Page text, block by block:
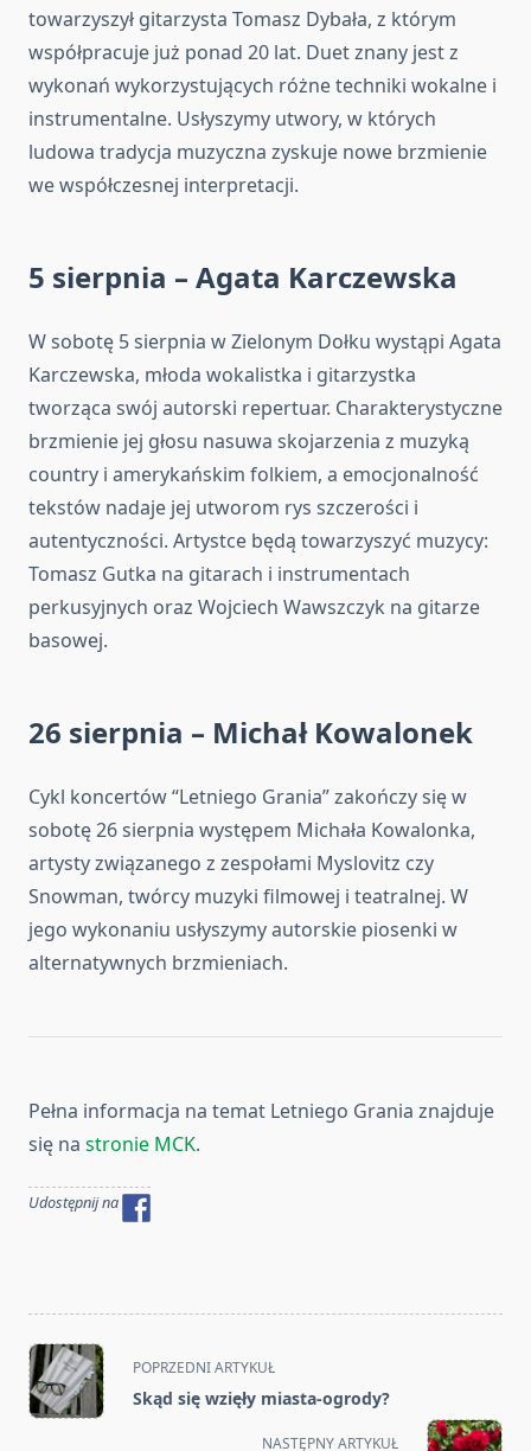
towarzyszył gitarzysta Tomasz Dybała, z którym
współpracuje już ponad 20 lat. Duet znany jest z
wykonań wykorzystujących różne techniki wokalne i
instrumentalne. Usłyszymy utwory, w których
ludowa tradycja muzyczna zyskuje nowe brzmienie
we współczesnej interpretacji.
5 sierpnia – Agata Karczewska
W sobotę 5 sierpnia w Zielonym Dołku wystąpi Agata
Karczewska, młoda wokalistka i gitarzystka
tworząca swój autorski repertuar. Charakterystyczne
brzmienie jej głosu nasuwa skojarzenia z muzyką
country i amerykańskim folkiem, a emocjonalność
tekstów nadaje jej utworom rys szczerości i
autentyczności. Artystce będą towarzyszyć muzycy:
Tomasz Gutka na gitarach i instrumentach
perkusyjnych oraz Wojciech Wawszczyk na gitarze
basowej.
26 sierpnia – Michał Kowalonek
Cykl koncertów “Letniego Grania” zakończy się w
sobotę 26 sierpnia występem Michała Kowalonka,
artysty związanego z zespołami Myslovitz czy
Snowman, twórcy muzyki filmowej i teatralnej. W
jego wykonaniu usłyszymy autorskie piosenki w
alternatywnych brzmieniach.
Pełna informacja na temat Letniego Grania znajduje
się na stronie MCK.
Udostępnij na
<span
class="nav-
subtitle
POPRZEDNI ARTYKUŁ
Skąd się wzięły miasta-ogrody?
NASTĘPNY ARTYKUŁ